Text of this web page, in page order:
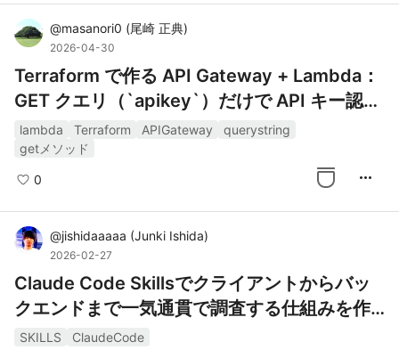
@masanori0 (尾崎 正典)
2026-04-30
Terraform で作る API Gateway + Lambda：
GET クエリ（`apikey`）だけで API キー認証
する
lambda Terraform APIGateway
querystring
getメソッド
0 more_horiz
@jishidaaaaa (Junki Ishida)
2026-02-27
Claude Code Skillsでクライアントからバッ
クエンドまで一気通貫で調査する仕組みを作
った
SKILLS ClaudeCode